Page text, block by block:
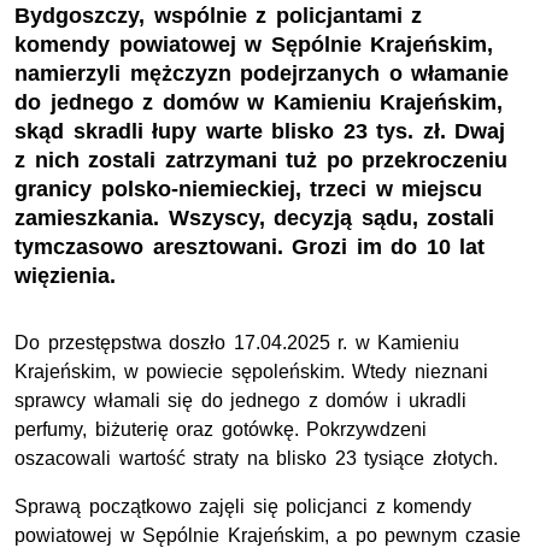
Bydgoszczy, wspólnie z policjantami z
komendy powiatowej w Sępólnie Krajeńskim,
namierzyli mężczyzn podejrzanych o włamanie
do jednego z domów w Kamieniu Krajeńskim,
skąd skradli łupy warte blisko 23 tys. zł. Dwaj
z nich zostali zatrzymani tuż po przekroczeniu
granicy polsko-niemieckiej, trzeci w miejscu
zamieszkania. Wszyscy, decyzją sądu, zostali
tymczasowo aresztowani. Grozi im do 10 lat
więzienia.
Do przestępstwa doszło 17.04.2025 r. w Kamieniu
Krajeńskim, w powiecie sępoleńskim. Wtedy nieznani
sprawcy włamali się do jednego z domów i ukradli
perfumy, biżuterię oraz gotówkę. Pokrzywdzeni
oszacowali wartość straty na blisko 23 tysiące złotych.
Sprawą początkowo zajęli się policjanci z komendy
powiatowej w Sępólnie Krajeńskim, a po pewnym czasie